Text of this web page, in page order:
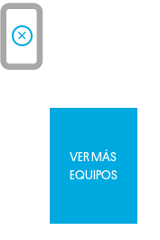
VER MÁS
EQUIPOS